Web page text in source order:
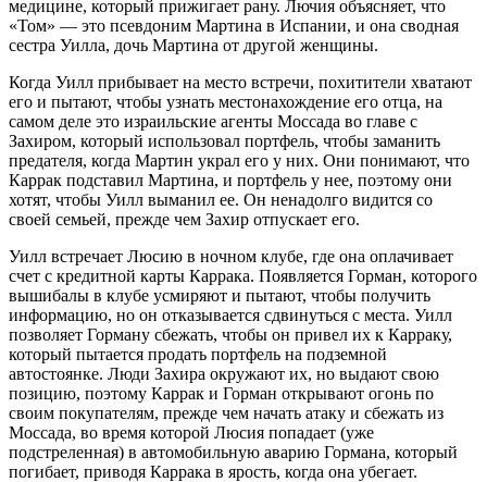
медицине, который прижигает рану. Лючия объясняет, что
«Том» — это псевдоним Мартина в Испании, и она сводная
сестра Уилла, дочь Мартина от другой женщины.
Когда Уилл прибывает на место встречи, похитители хватают
его и пытают, чтобы узнать местонахождение его отца, на
самом деле это израильские агенты Моссада во главе с
Захиром, который использовал портфель, чтобы заманить
предателя, когда Мартин украл его у них. Они понимают, что
Каррак подставил Мартина, и портфель у нее, поэтому они
хотят, чтобы Уилл выманил ее. Он ненадолго видится со
своей семьей, прежде чем Захир отпускает его.
Уилл встречает Люсию в ночном клубе, где она оплачивает
счет с кредитной карты Каррака. Появляется Горман, которого
вышибалы в клубе усмиряют и пытают, чтобы получить
информацию, но он отказывается сдвинуться с места. Уилл
позволяет Горману сбежать, чтобы он привел их к Карраку,
который пытается продать портфель на подземной
автостоянке. Люди Захира окружают их, но выдают свою
позицию, поэтому Каррак и Горман открывают огонь по
своим покупателям, прежде чем начать атаку и сбежать из
Моссада, во время которой Люсия попадает (уже
подстреленная) в автомобильную аварию Гормана, который
погибает, приводя Каррака в ярость, когда она убегает.